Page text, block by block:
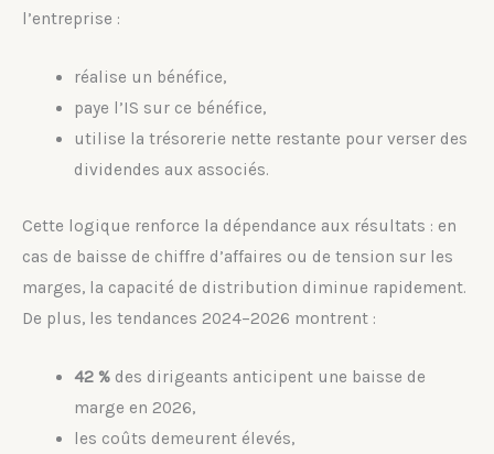
l’entreprise :
réalise un bénéfice,
paye l’IS sur ce bénéfice,
utilise la trésorerie nette restante pour verser des
dividendes aux associés.
Cette logique renforce la dépendance aux résultats : en
cas de baisse de chiffre d’affaires ou de tension sur les
marges, la capacité de distribution diminue rapidement.
De plus, les tendances 2024–2026 montrent :
42 %des dirigeants anticipent une baisse de
marge en 2026,
les coûts demeurent élevés,